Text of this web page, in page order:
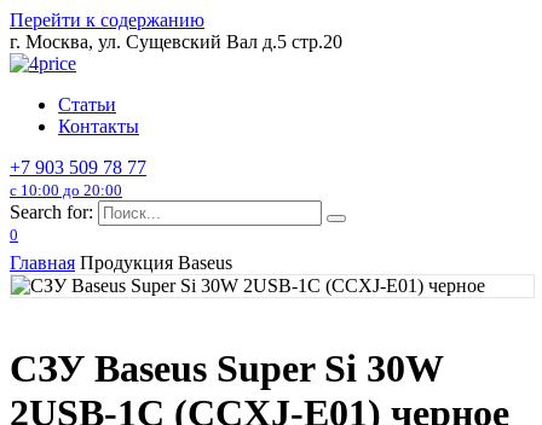
Перейти к содержанию
г. Москва, ул. Сущевский Вал д.5 стр.20
Статьи
Контакты
+7 903 509 78 77
с 10:00 до 20:00
Search for:
0
Главная Продукция Baseus
СЗУ Baseus Super Si 30W
2USB-1C (CCXJ-E01) черное